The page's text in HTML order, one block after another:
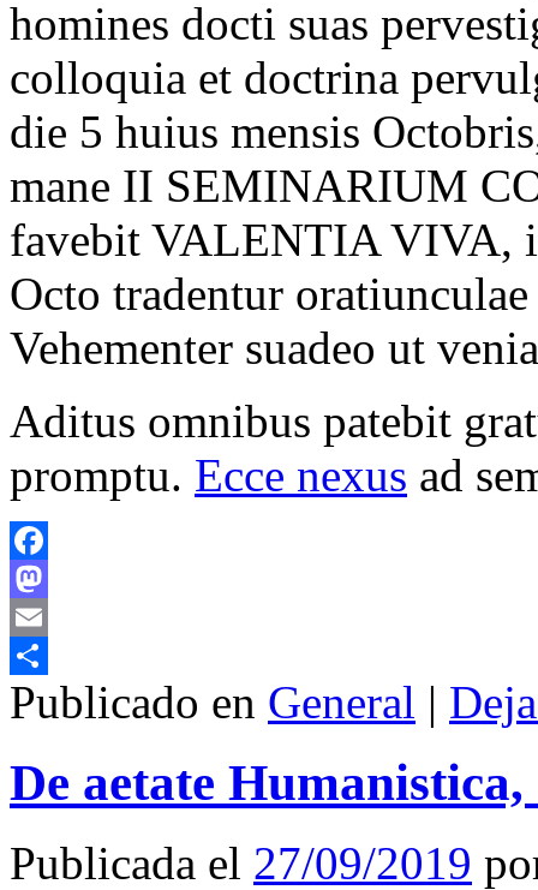
homines docti suas
colloquia et doctrina
die 5 huius mensis
mane II SEMINARIUM
favebit VALENTIA VIVA,
Octo tradentur
Vehementer suadeo ut
Aditus omnibus patebit
promptu. Ecce nexus ad
Facebook
Mastodon
Email
Compartir
Publicado en General |
De aetate
Publicada el 27/09/2019